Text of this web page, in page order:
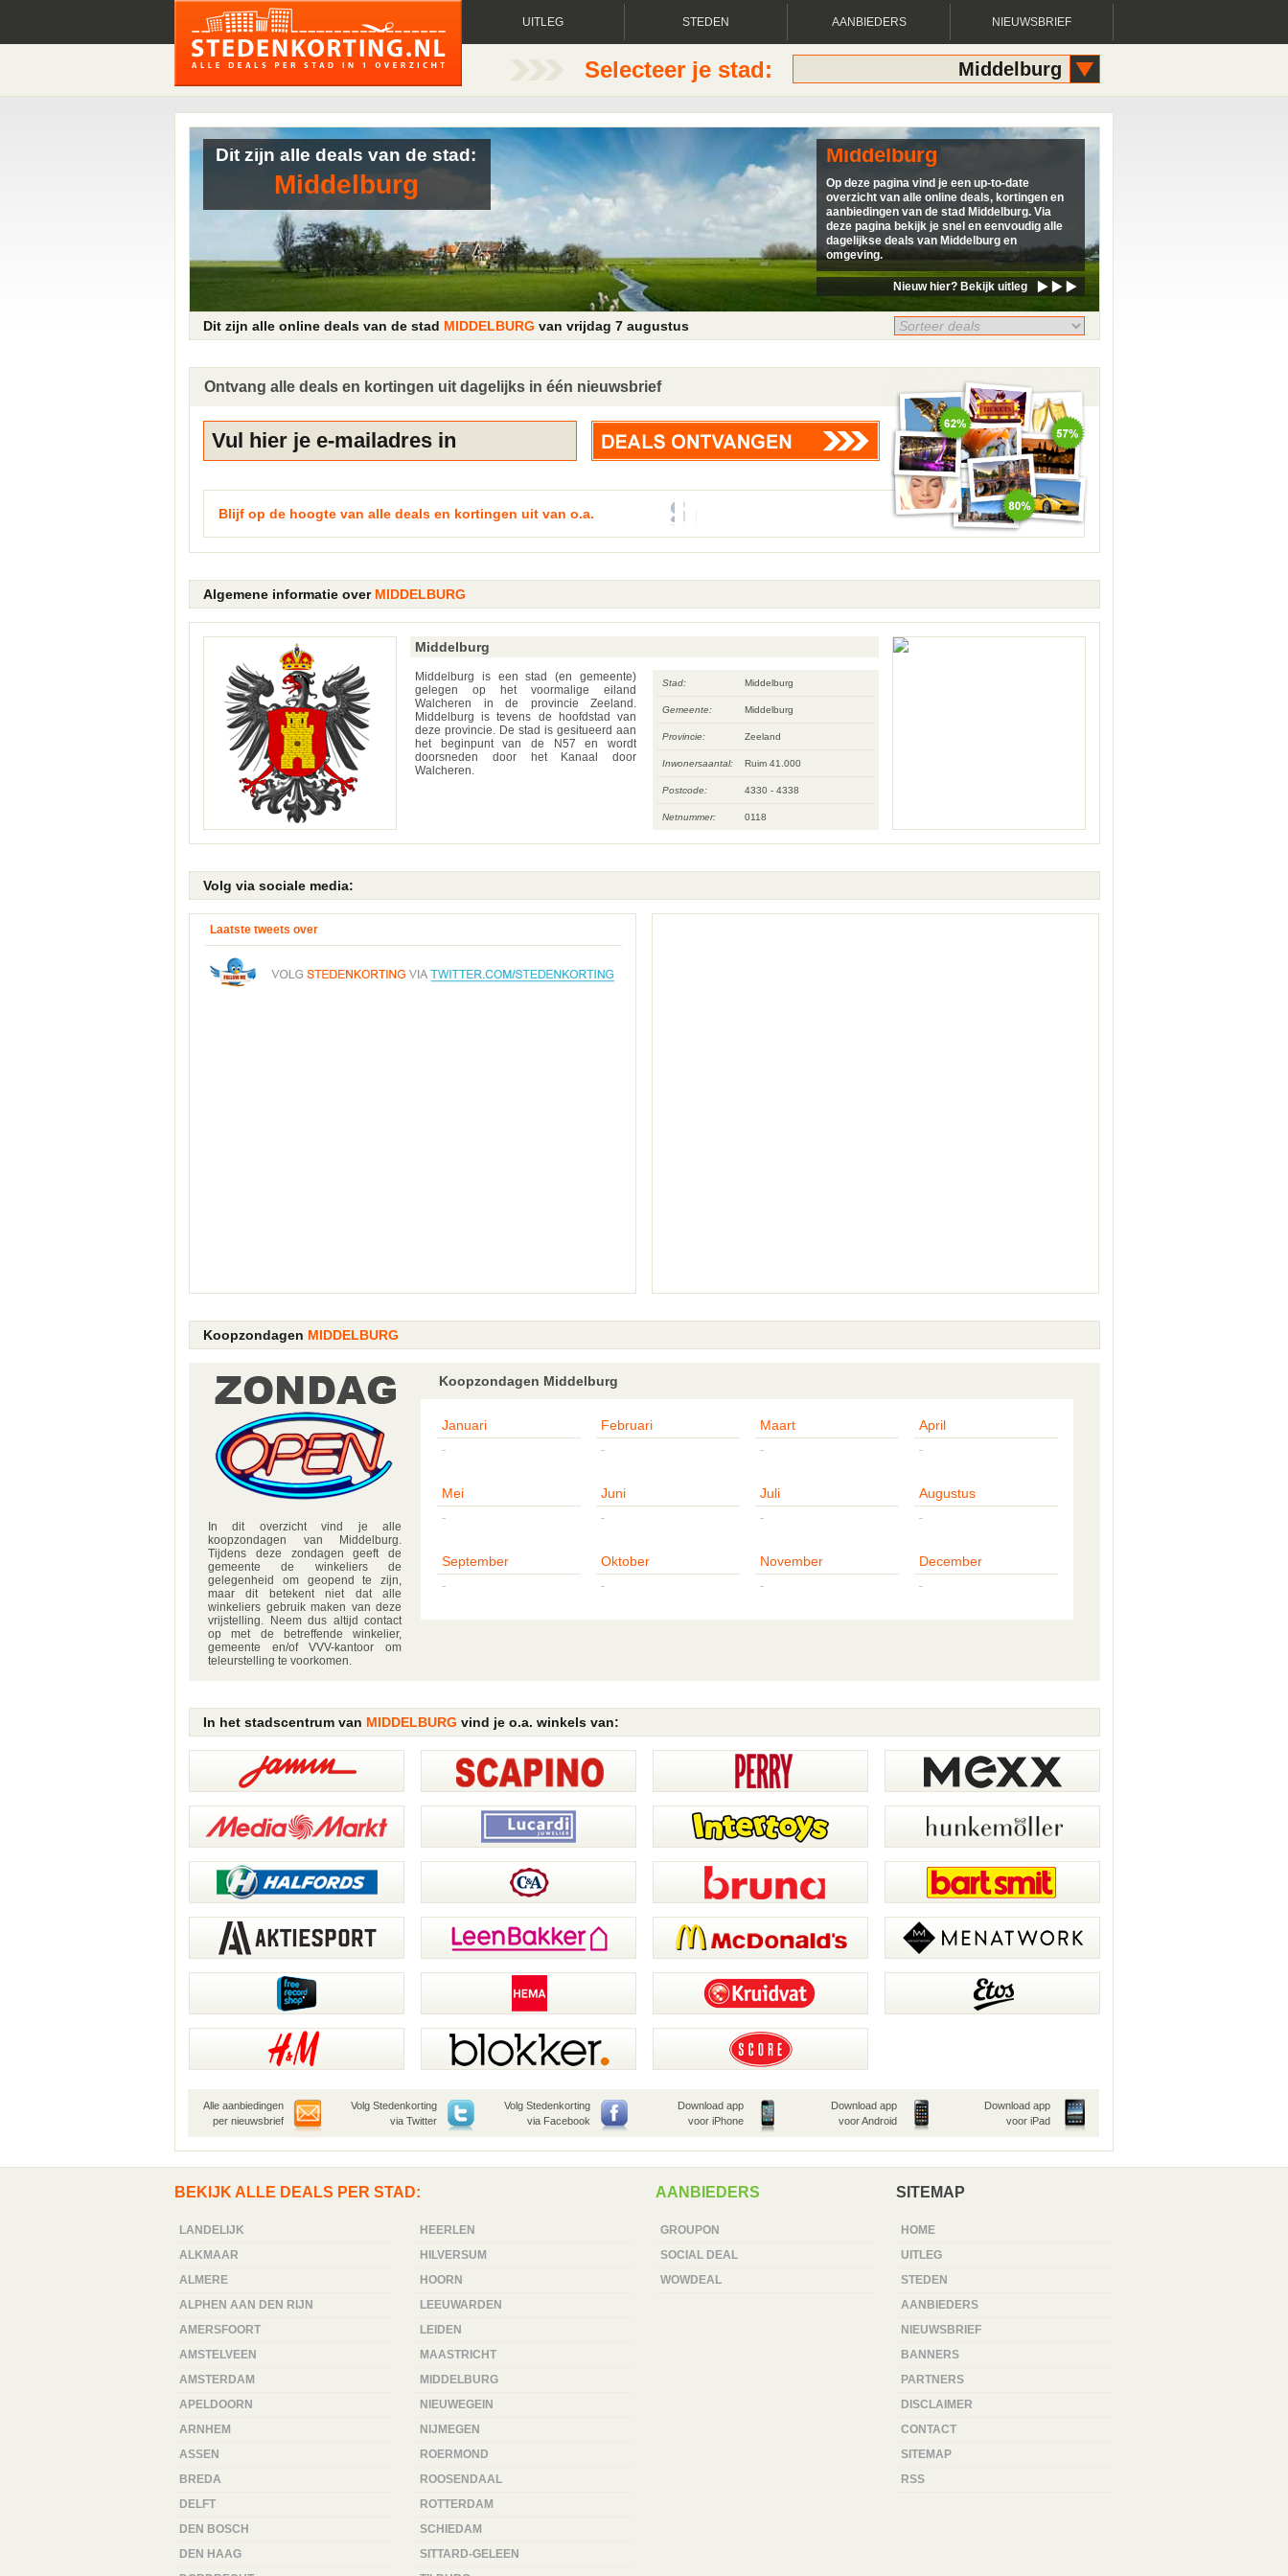
UITLEG STEDEN AANBIEDERS NIEUWSBRIEF
Selecteer je stad: Middelburg
Dit zijn alle deals van de stad:
Middelburg
Middelburg
Op deze pagina vind je een up-to-date
overzicht van alle online deals, kortingen en
aanbiedingen van de stad Middelburg. Via
deze pagina bekijk je snel en eenvoudig alle
dagelijkse deals van Middelburg en
omgeving.
Nieuw hier? Bekijk uitleg
Dit zijn alle online deals van de stad MIDDELBURG van vrijdag 7 augustus
Ontvang alle deals en kortingen uit dagelijks in één nieuwsbrief
Blijf op de hoogte van alle deals en kortingen uit van o.a.
Algemene informatie over MIDDELBURG
Middelburg
Middelburg is een stad (en gemeente)
gelegen op het voormalige eiland
Walcheren in de provincie Zeeland.
Middelburg is tevens de hoofdstad van
deze provincie. De stad is gesitueerd aan
het beginpunt van de N57 en wordt
doorsneden door het Kanaal door
Walcheren.
Stad: Middelburg
Gemeente: Middelburg
Provincie: Zeeland
Inwonersaantal: Ruim 41.000
Postcode: 4330 - 4338
Netnummer: 0118
Volg via sociale media:
Laatste tweets over
Koopzondagen MIDDELBURG
In dit overzicht vind je alle
koopzondagen van Middelburg.
Tijdens deze zondagen geeft de
gemeente de winkeliers de
gelegenheid om geopend te zijn,
maar dit betekent niet dat alle
winkeliers gebruik maken van deze
vrijstelling. Neem dus altijd contact
op met de betreffende winkelier,
gemeente en/of VVV-kantoor om
teleurstelling te voorkomen.
Koopzondagen Middelburg
Januari
-
Februari
-
Maart
-
April
-
Mei
-
Juni
-
Juli
-
Augustus
-
September
-
Oktober
-
November
-
December
-
In het stadscentrum van MIDDELBURG vind je o.a. winkels van:
Alle aanbiedingen
per nieuwsbrief
Volg Stedenkorting
via Twitter
Volg Stedenkorting
via Facebook
Download app
voor iPhone
Download app
voor Android
Download app
voor iPad
BEKIJK ALLE DEALS PER STAD: AANBIEDERS SITEMAP
LANDELIJK
ALKMAAR
ALMERE
ALPHEN AAN DEN RIJN
AMERSFOORT
AMSTELVEEN
AMSTERDAM
APELDOORN
ARNHEM
ASSEN
BREDA
DELFT
DEN BOSCH
DEN HAAG
HEERLEN
HILVERSUM
HOORN
LEEUWARDEN
LEIDEN
MAASTRICHT
MIDDELBURG
NIEUWEGEIN
NIJMEGEN
ROERMOND
ROOSENDAAL
ROTTERDAM
SCHIEDAM
SITTARD-GELEEN
GROUPON
SOCIAL DEAL
WOWDEAL
HOME
UITLEG
STEDEN
AANBIEDERS
NIEUWSBRIEF
BANNERS
PARTNERS
DISCLAIMER
CONTACT
SITEMAP
RSS